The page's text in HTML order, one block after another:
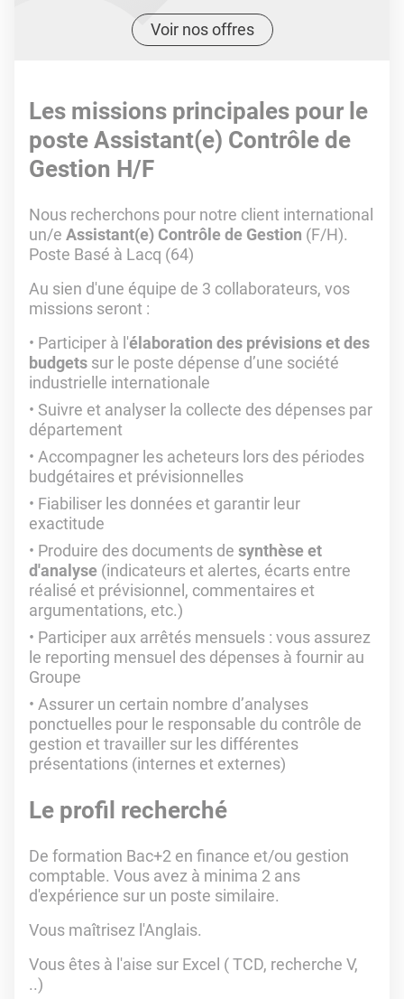
Voir nos offres
Les missions principales pour le
poste Assistant(e) Contrôle de
Gestion H/F
Nous recherchons pour notre client international
un/e Assistant(e) Contrôle de Gestion (F/H).
Poste Basé à Lacq (64)
Au sien d'une équipe de 3 collaborateurs, vos
missions seront :
Participer à l'élaboration des prévisions et des
budgets sur le poste dépense d’une société
industrielle internationale
Suivre et analyser la collecte des dépenses par
département
Accompagner les acheteurs lors des périodes
budgétaires et prévisionnelles
Fiabiliser les données et garantir leur
exactitude
Produire des documents de synthèse et
d'analyse (indicateurs et alertes, écarts entre
réalisé et prévisionnel, commentaires et
argumentations, etc.)
Participer aux arrêtés mensuels : vous assurez
le reporting mensuel des dépenses à fournir au
Groupe
Assurer un certain nombre d’analyses
ponctuelles pour le responsable du contrôle de
gestion et travailler sur les différentes
présentations (internes et externes)
Le profil recherché
De formation Bac+2 en finance et/ou gestion
comptable. Vous avez à minima 2 ans
d'expérience sur un poste similaire.
Vous maîtrisez l'Anglais.
Vous êtes à l'aise sur Excel ( TCD, recherche V,
..)